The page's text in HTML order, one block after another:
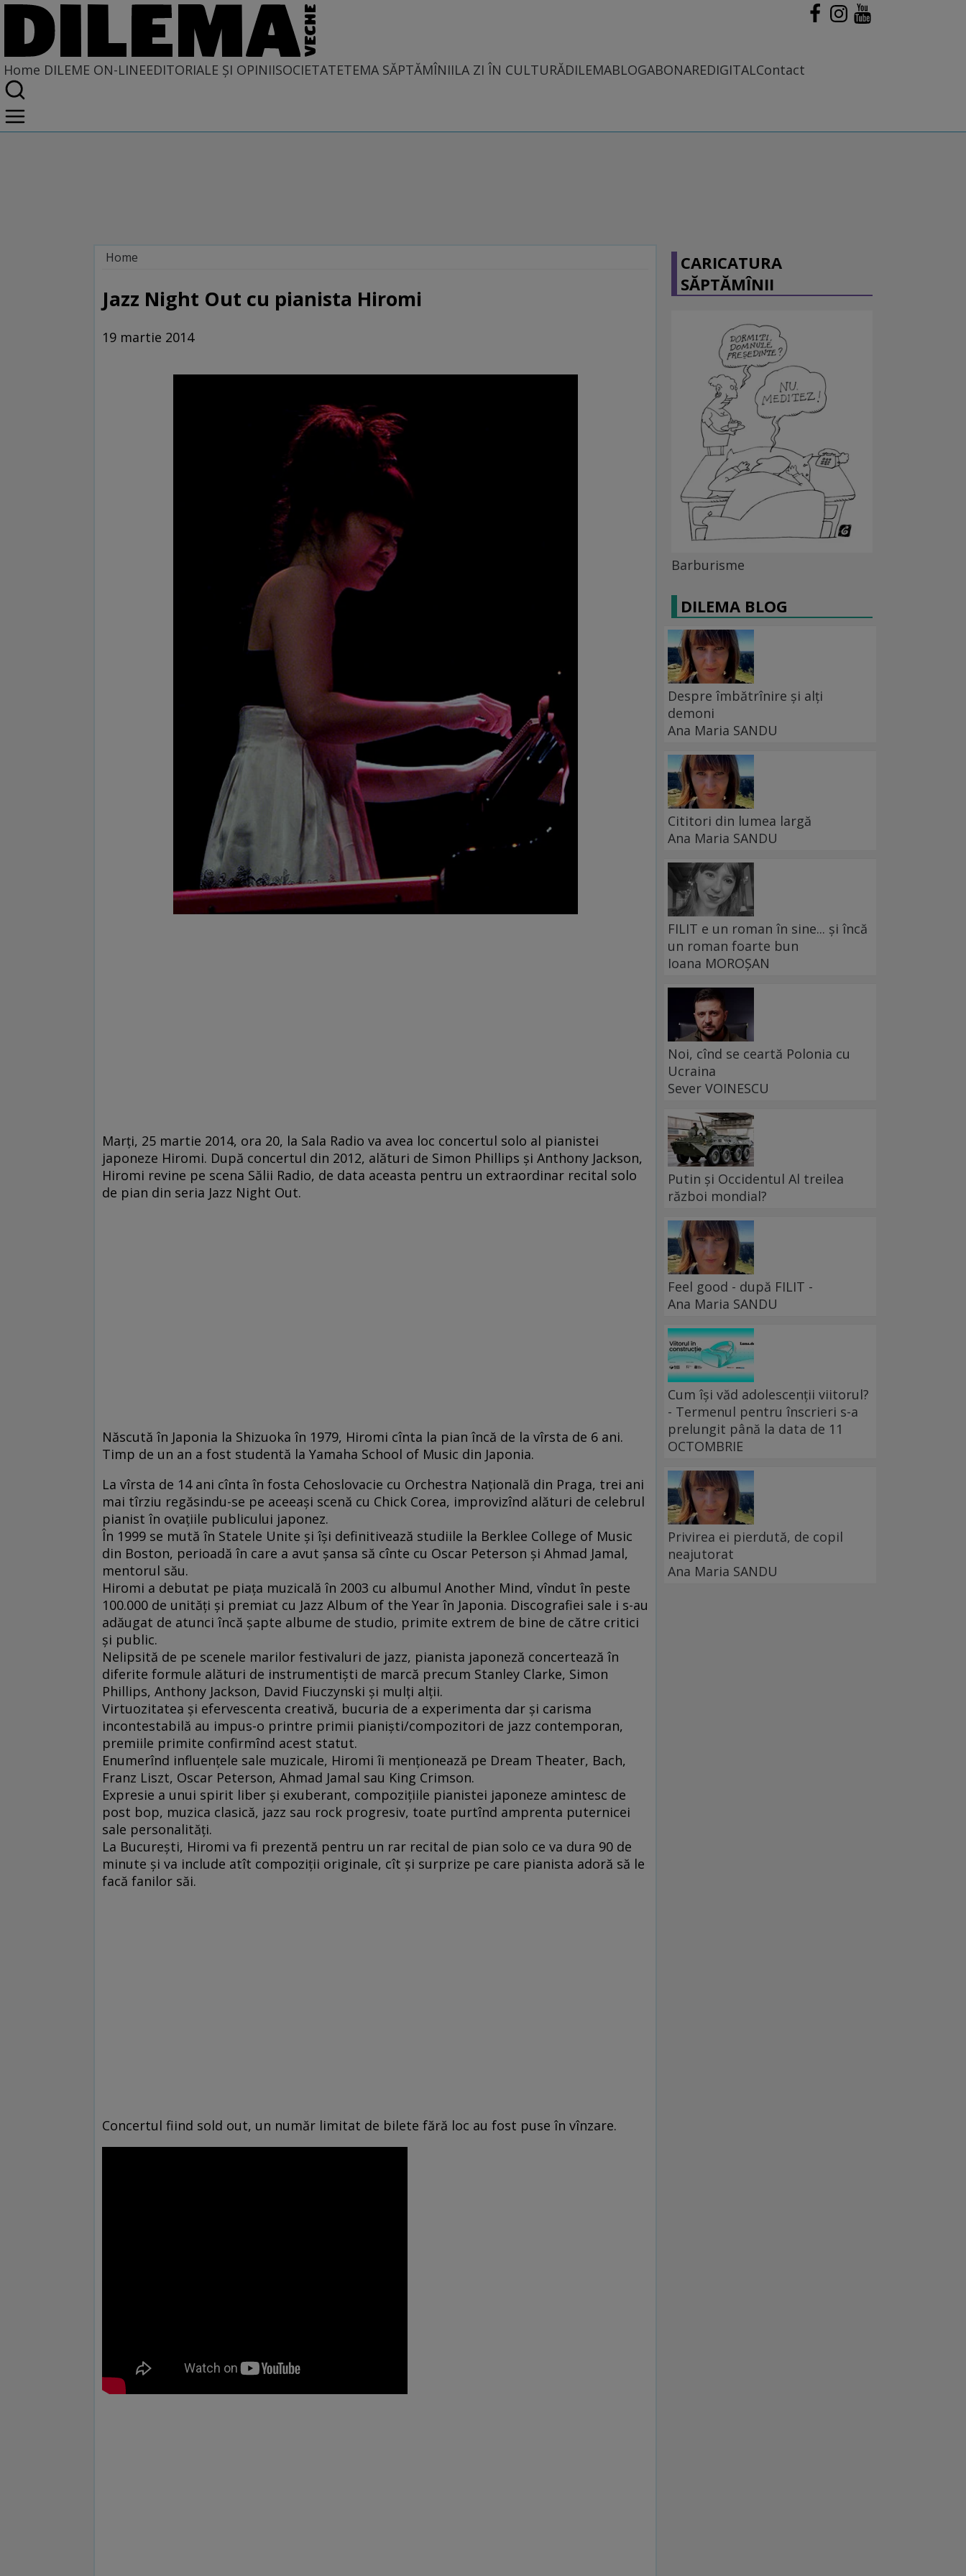
Home DILEME ON-LINEEDITORIALE ȘI OPINIISOCIETATETEMA SĂPTĂMÎNIILA ZI ÎN CULTURĂDILEMABLOGABONAREDIGITALContact
Home
Jazz Night Out cu pianista Hiromi
19 martie 2014
Marţi, 25 martie 2014, ora 20, la Sala Radio va avea loc concertul solo al pianistei
japoneze Hiromi. După concertul din 2012, alături de Simon Phillips şi Anthony Jackson,
Hiromi revine pe scena Sălii Radio, de data aceasta pentru un extraordinar recital solo
de pian din seria Jazz Night Out.
Născută în Japonia la Shizuoka în 1979, Hiromi cînta la pian încă de la vîrsta de 6 ani.
Timp de un an a fost studentă la Yamaha School of Music din Japonia.
La vîrsta de 14 ani cînta în fosta Cehoslovacie cu Orchestra Naţională din Praga, trei ani
mai tîrziu regăsindu-se pe aceeaşi scenă cu Chick Corea, improvizînd alături de celebrul
pianist în ovaţiile publicului japonez.
În 1999 se mută în Statele Unite şi îşi definitivează studiile la Berklee College of Music
din Boston, perioadă în care a avut şansa să cînte cu Oscar Peterson şi Ahmad Jamal,
mentorul său.
Hiromi a debutat pe piaţa muzicală în 2003 cu albumul Another Mind, vîndut în peste
100.000 de unităţi şi premiat cu Jazz Album of the Year în Japonia. Discografiei sale i s-au
adăugat de atunci încă şapte albume de studio, primite extrem de bine de către critici
şi public.
Nelipsită de pe scenele marilor festivaluri de jazz, pianista japoneză concertează în
diferite formule alături de instrumentişti de marcă precum Stanley Clarke, Simon
Phillips, Anthony Jackson, David Fiuczynski şi mulţi alţii.
Virtuozitatea şi efervescenta creativă, bucuria de a experimenta dar şi carisma
incontestabilă au impus-o printre primii pianişti/compozitori de jazz contemporan,
premiile primite confirmînd acest statut.
Enumerînd influenţele sale muzicale, Hiromi îi menţionează pe Dream Theater, Bach,
Franz Liszt, Oscar Peterson, Ahmad Jamal sau King Crimson.
Expresie a unui spirit liber şi exuberant, compoziţiile pianistei japoneze amintesc de
post bop, muzica clasică, jazz sau rock progresiv, toate purtînd amprenta puternicei
sale personalităţi.
La Bucureşti, Hiromi va fi prezentă pentru un rar recital de pian solo ce va dura 90 de
minute şi va include atît compoziţii originale, cît şi surprize pe care pianista adoră să le
facă fanilor săi.
Concertul fiind sold out, un număr limitat de bilete fără loc au fost puse în vînzare.
CARICATURA
SĂPTĂMÎNII
Barburisme
DILEMA BLOG
Despre îmbătrînire și alți
demoni
Ana Maria SANDU
Cititori din lumea largă
Ana Maria SANDU
FILIT e un roman în sine... și încă
un roman foarte bun
Ioana MOROȘAN
Noi, cînd se ceartă Polonia cu
Ucraina
Sever VOINESCU
Putin și Occidentul Al treilea
război mondial?
Feel good - după FILIT -
Ana Maria SANDU
Cum își văd adolescenții viitorul?
- Termenul pentru înscrieri s-a
prelungit până la data de 11
OCTOMBRIE
Privirea ei pierdută, de copil
neajutorat
Ana Maria SANDU